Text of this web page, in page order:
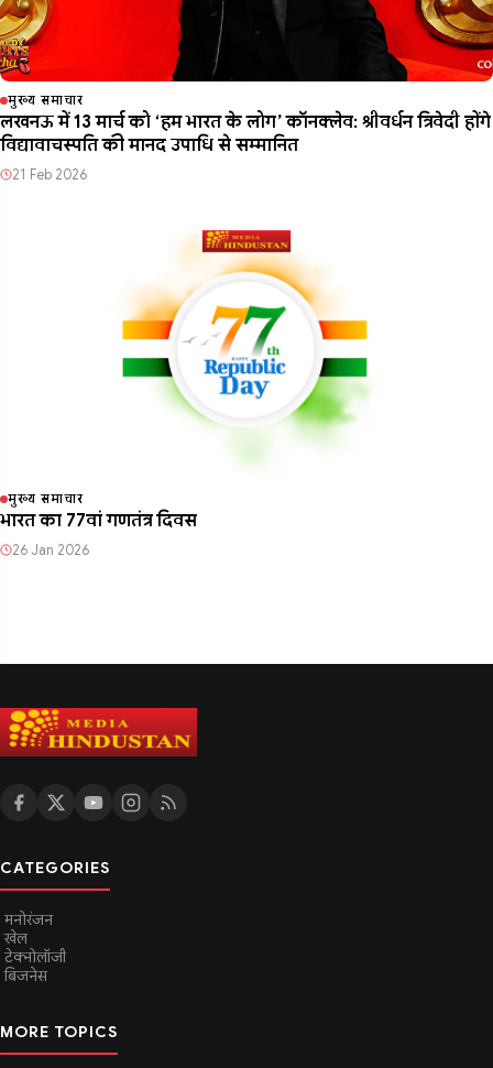
मुख्य समाचार
लखनऊ में 13 मार्च को ‘हम भारत के लोग’ कॉनक्लेव: श्रीवर्धन त्रिवेदी होंगे
विद्यावाचस्पति की मानद उपाधि से सम्मानित
21 Feb 2026
मुख्य समाचार
भारत का 77वां गणतंत्र दिवस
26 Jan 2026
CATEGORIES
मनोरंजन
खेल
टेक्नोलॉजी
बिजनेस
MORE TOPICS